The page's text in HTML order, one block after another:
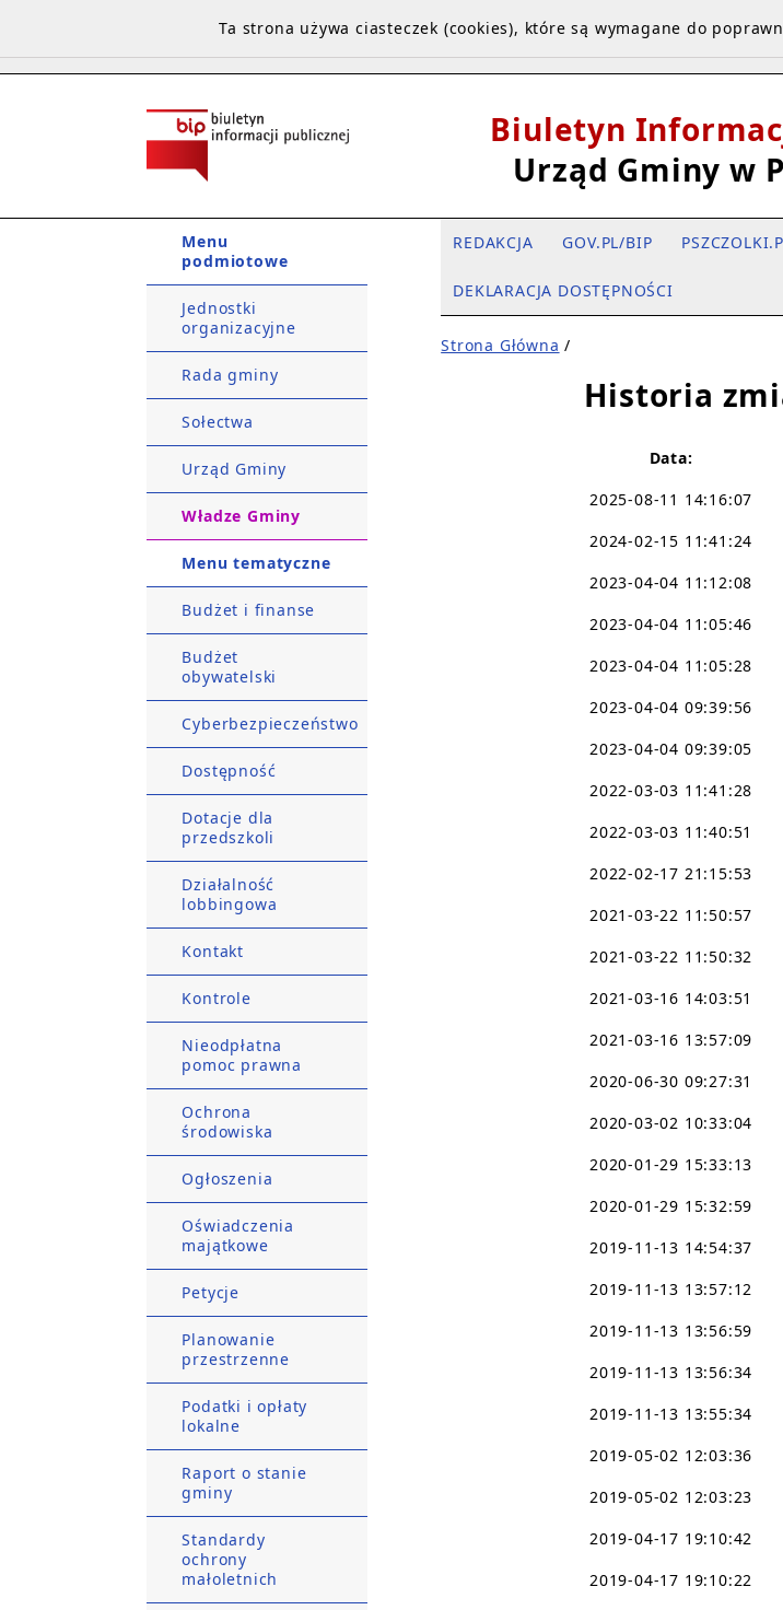
Biuletyn
Urząd Gminy w
Menu
podmiotowe
Jednostki
organizacyjne
Rada gminy
Sołectwa
Urząd Gminy
Władze Gminy
Menu tematyczne
Budżet i finanse
Budżet
obywatelski
Cyberbezpieczeństwo
Dostępność
Dotacje dla
przedszkoli
Działalność
lobbingowa
Kontakt
Kontrole
Nieodpłatna
pomoc prawna
Ochrona
środowiska
Ogłoszenia
Oświadczenia
majątkowe
Petycje
Planowanie
przestrzenne
Podatki i opłaty
lokalne
Raport o stanie
gminy
Standardy
ochrony
małoletnich
REDAKCJA GOV.PL/BIP
DEKLARACJA DOSTĘPNOŚCI
Strona Główna /
Historia
Data:
2025-08-11 14:16:07
2024-02-15 11:41:24
2023-04-04 11:12:08
2023-04-04 11:05:46
2023-04-04 11:05:28
2023-04-04 09:39:56
2023-04-04 09:39:05
2022-03-03 11:41:28
2022-03-03 11:40:51
2022-02-17 21:15:53
2021-03-22 11:50:57
2021-03-22 11:50:32
2021-03-16 14:03:51
2021-03-16 13:57:09
2020-06-30 09:27:31
2020-03-02 10:33:04
2020-01-29 15:33:13
2020-01-29 15:32:59
2019-11-13 14:54:37
2019-11-13 13:57:12
2019-11-13 13:56:59
2019-11-13 13:56:34
2019-11-13 13:55:34
2019-05-02 12:03:36
2019-05-02 12:03:23
2019-04-17 19:10:42
2019-04-17 19:10:22
Ta strona używa ciasteczek (cookies), które są wymagane do